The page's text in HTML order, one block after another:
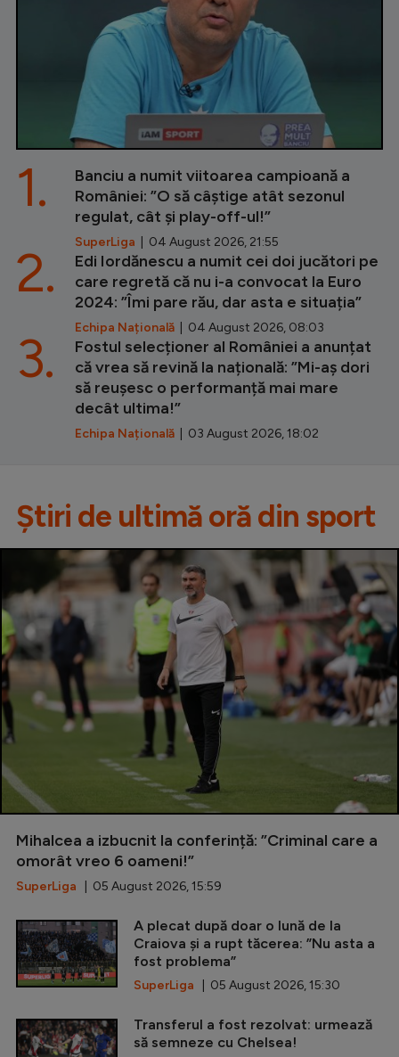
Banciu a numit viitoarea campioană a
României: ”O să câștige atât sezonul
regulat, cât și play-off-ul!”
SuperLiga | 04 August 2026, 21:55
1.
Edi Iordănescu a numit cei doi jucători pe
care regretă că nu i-a convocat la Euro
2024: ”Îmi pare rău, dar asta e situația”
Echipa Națională | 04 August 2026, 08:03
2.
Fostul selecționer al României a anunțat
că vrea să revină la națională: ”Mi-aș dori
să reușesc o performanță mai mare
decât ultima!”
Echipa Națională | 03 August 2026, 18:02
3.
Știri de ultimă oră din sport
Mihalcea a izbucnit la conferință: ”Criminal care a
omorât vreo 6 oameni!”
SuperLiga | 05 August 2026, 15:59
A plecat după doar o lună de la
Craiova și a rupt tăcerea: ”Nu asta a
fost problema”
SuperLiga | 05 August 2026, 15:30
Transferul a fost rezolvat: urmează
să semneze cu Chelsea!